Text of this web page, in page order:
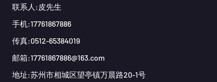
联系人:皮先生
手机:17761867886
传真:0512-65384019
邮箱:17761867886@163.com
地址:苏州市相城区望亭镇万晨路20-1号